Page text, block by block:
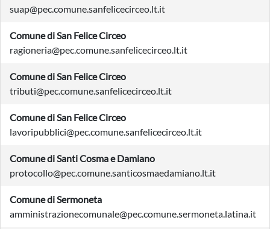
suap@pec.comune.sanfelicecirceo.lt.it
Comune di San Felice Circeo
ragioneria@pec.comune.sanfelicecirceo.lt.it
Comune di San Felice Circeo
tributi@pec.comune.sanfelicecirceo.lt.it
Comune di San Felice Circeo
lavoripubblici@pec.comune.sanfelicecirceo.lt.it
Comune di Santi Cosma e Damiano
protocollo@pec.comune.santicosmaedamiano.lt.it
Comune di Sermoneta
amministrazionecomunale@pec.comune.sermoneta.latina.it